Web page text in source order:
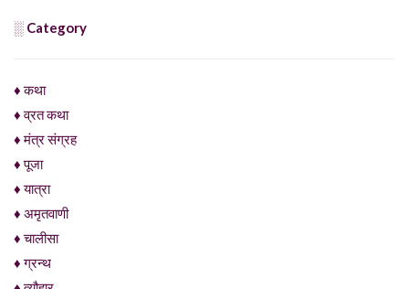
░ Category
♦ कथा
♦ व्रत कथा
♦ मंत्र संग्रह
♦ पूजा
♦ यात्रा
♦ अमृतवाणी
♦ चालीसा
♦ ग्रन्थ